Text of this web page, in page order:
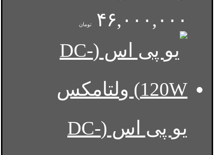
۴۶,۰۰۰,۰۰۰
تومان
یو پی اس (DC-